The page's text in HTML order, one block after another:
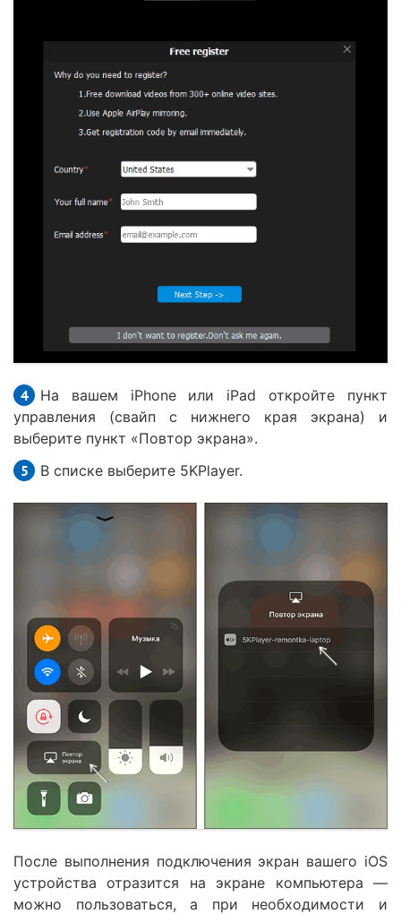
На вашем iPhone или iPad откройте пункт
управления (свайп с нижнего края экрана) и
выберите пункт «Повтор экрана».
В списке выберите 5KPlayer.
После выполнения подключения экран вашего iOS
устройства отразится на экране компьютера —
можно пользоваться, а при необходимости и